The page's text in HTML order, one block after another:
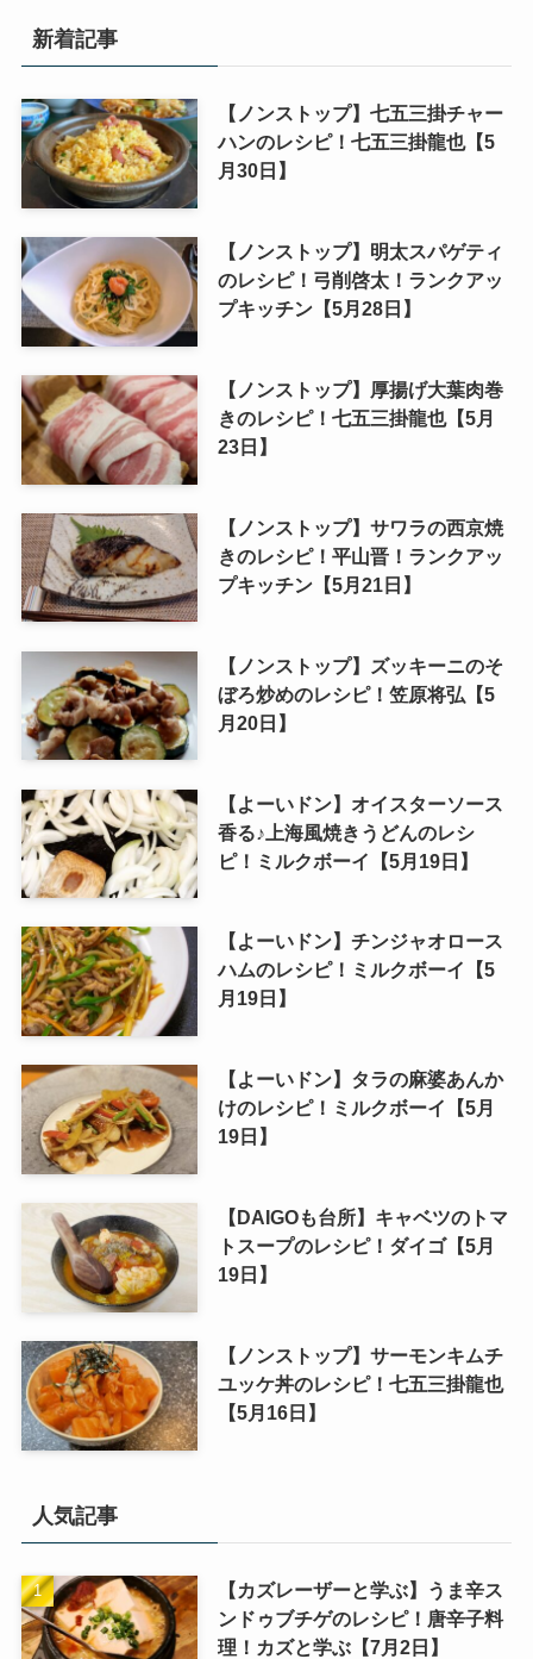
新着記事
【ノンストップ】七五三掛チャー
ハンのレシピ！七五三掛龍也【5
月30日】
【ノンストップ】明太スパゲティ
のレシピ！弓削啓太！ランクアッ
プキッチン【5月28日】
【ノンストップ】厚揚げ大葉肉巻
きのレシピ！七五三掛龍也【5月
23日】
【ノンストップ】サワラの西京焼
きのレシピ！平山晋！ランクアッ
プキッチン【5月21日】
【ノンストップ】ズッキーニのそ
ぼろ炒めのレシピ！笠原将弘【5
月20日】
【よーいドン】オイスターソース
香る♪上海風焼きうどんのレシ
ピ！ミルクボーイ【5月19日】
【よーいドン】チンジャオロース
ハムのレシピ！ミルクボーイ【5
月19日】
【よーいドン】タラの麻婆あんか
けのレシピ！ミルクボーイ【5月
19日】
【DAIGOも台所】キャベツのトマ
トスープのレシピ！ダイゴ【5月
19日】
【ノンストップ】サーモンキムチ
ユッケ丼のレシピ！七五三掛龍也
【5月16日】
人気記事
【カズレーザーと学ぶ】うま辛ス
ンドゥブチゲのレシピ！唐辛子料
理！カズと学ぶ【7月2日】